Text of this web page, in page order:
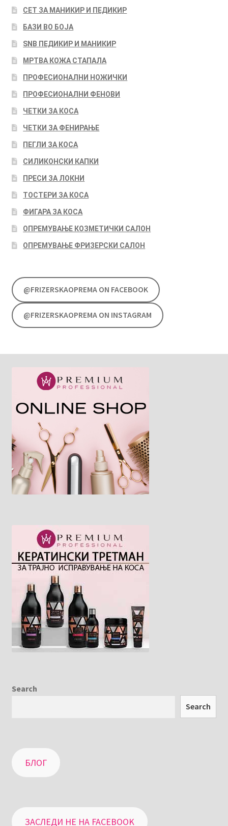
СЕТ ЗА МАНИКИР И ПЕДИКИР
БАЗИ ВО БОЈА
SNB ПЕДИКИР И МАНИКИР
МРТВА КОЖА СТАПАЛА
ПРОФЕСИОНАЛНИ НОЖИЧКИ
ПРОФЕСИОНАЛНИ ФЕНОВИ
ЧЕТКИ ЗА КОСА
ЧЕТКИ ЗА ФЕНИРАЊЕ
ПЕГЛИ ЗА КОСА
СИЛИКОНСКИ КАПКИ
ПРЕСИ ЗА ЛОКНИ
ТОСТЕРИ ЗА КОСА
ФИГАРА ЗА КОСА
ОПРЕМУВАЊЕ КОЗМЕТИЧКИ САЛОН
ОПРЕМУВАЊЕ ФРИЗЕРСКИ САЛОН
@FRIZERSKAOPREMA ON FACEBOOK
@FRIZERSKAOPREMA ON INSTAGRAM
Search
Search
БЛОГ
ЗАСЛЕДИ НЕ НА FACEBOOK